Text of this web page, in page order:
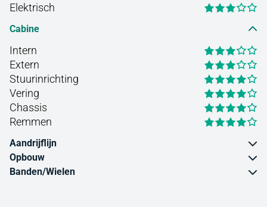
Elektrisch
Cabine
Intern
Extern
Stuurinrichting
Vering
Chassis
Remmen
Aandrijflijn
Opbouw
Banden/Wielen